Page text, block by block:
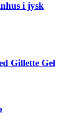
i jysk
Gillette Gel